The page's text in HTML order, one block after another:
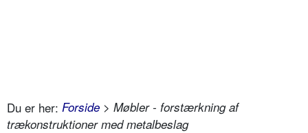
Du er her: Forside > Møbler - forstærkning af
trækonstruktioner med metalbeslag